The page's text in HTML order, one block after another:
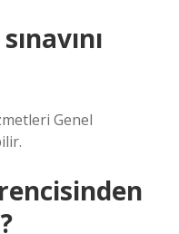
Genel